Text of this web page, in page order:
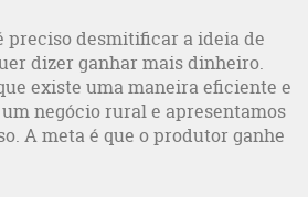
preciso desmitificar a ideia de
dizer ganhar mais dinheiro.
existe uma maneira eficiente e
negócio rural e apresentamos
A meta é que o produtor ganhe